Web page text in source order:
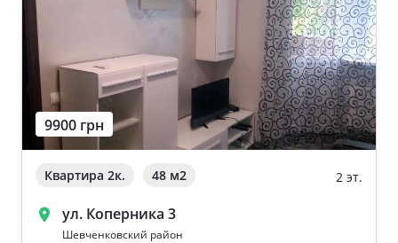
9900 грн
Квартира 2к. 48 м2 2 эт.
ул. Коперника 3
Шевченковский район